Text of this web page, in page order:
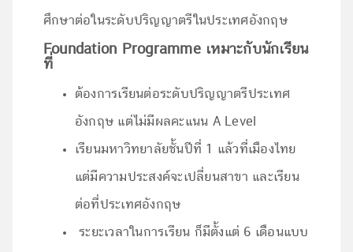
ศึกษาต่อในระดับปริญญาตรีในประเทศอังกฤษ
Foundation Programme เหมาะกับนักเรียน
ที่
ต้องการเรียนต่อระดับปริญญาตรีประเทศ
อังกฤษ แต่ไม่มีผลคะแนน A Level
เรียนมหาวิทยาลัยชั้นปีที่ 1 แล้วที่เมืองไทย
แต่มีความประสงค์จะเปลี่ยนสาขา และเรียน
ต่อที่ประเทศอังกฤษ
ระยะเวลาในการเรียน ก็มีตั้งแต่ 6 เดือนแบบ